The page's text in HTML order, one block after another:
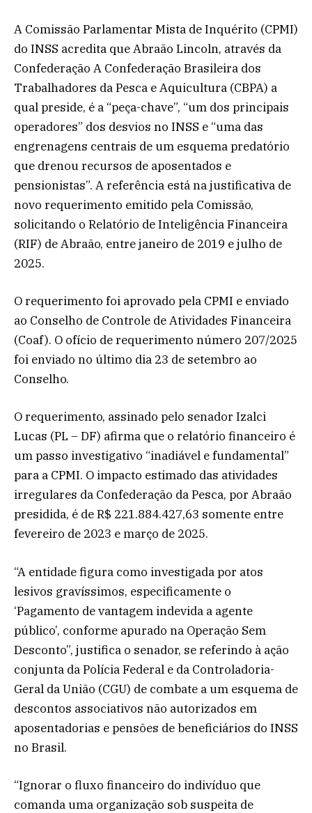
A Comissão Parlamentar Mista de Inquérito (CPMI)
do INSS acredita que Abraão Lincoln, através da
Confederação A Confederação Brasileira dos
Trabalhadores da Pesca e Aquicultura (CBPA) a
qual preside, é a “peça-chave”, “um dos principais
operadores” dos desvios no INSS e “uma das
engrenagens centrais de um esquema predatório
que drenou recursos de aposentados e
pensionistas”. A referência está na justificativa de
novo requerimento emitido pela Comissão,
solicitando o Relatório de Inteligência Financeira
(RIF) de Abraão, entre janeiro de 2019 e julho de
2025.
O requerimento foi aprovado pela CPMI e enviado
ao Conselho de Controle de Atividades Financeira
(Coaf). O ofício de requerimento número 207/2025
foi enviado no último dia 23 de setembro ao
Conselho.
O requerimento, assinado pelo senador Izalci
Lucas (PL – DF) afirma que o relatório financeiro é
um passo investigativo “inadiável e fundamental”
para a CPMI. O impacto estimado das atividades
irregulares da Confederação da Pesca, por Abraão
presidida, é de R$ 221.884.427,63 somente entre
fevereiro de 2023 e março de 2025.
“A entidade figura como investigada por atos
lesivos gravíssimos, especificamente o
‘Pagamento de vantagem indevida a agente
público’, conforme apurado na Operação Sem
Desconto”, justifica o senador, se referindo à ação
conjunta da Polícia Federal e da Controladoria-
Geral da União (CGU) de combate a um esquema de
descontos associativos não autorizados em
aposentadorias e pensões de beneficiários do INSS
no Brasil.
“Ignorar o fluxo financeiro do indivíduo que
comanda uma organização sob suspeita de